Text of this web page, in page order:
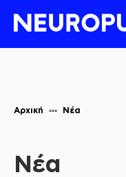
Αρχική Νέα
Νέα